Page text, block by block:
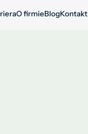
O firmieBlogKontakt